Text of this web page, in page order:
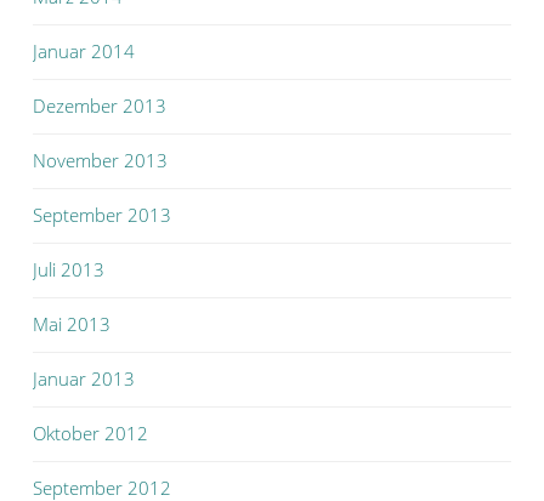
Januar 2014
Dezember 2013
November 2013
September 2013
Juli 2013
Mai 2013
Januar 2013
Oktober 2012
September 2012